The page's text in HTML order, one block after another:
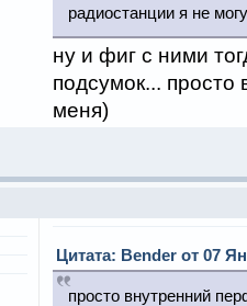
радиостанции я не
ну и фиг с ними
подсумок...
меня)
Цитата: Bender от 07
просто внутренний